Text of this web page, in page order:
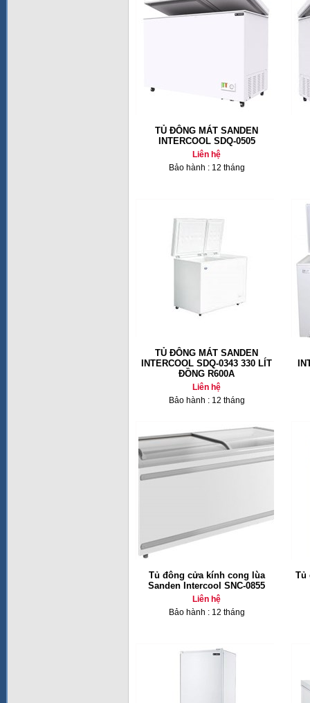
TỦ ĐÔNG MÁT SANDEN
INTERCOOL SDQ-0505
Liên hệ
Bảo hành : 12 tháng
TỦ ĐÔNG MÁT SANDEN
INTERCOOL SDQ-0343 330 LÍT
ĐỒNG R600A
Liên hệ
Bảo hành : 12 tháng
Tủ đông cửa kính cong lùa
Sanden Intercool SNC-0855
Liên hệ
Bảo hành : 12 tháng
Tủ